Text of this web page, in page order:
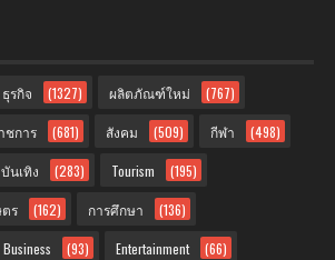
ธุรกิจ (1327) ผลิตภัณฑ์ใหม่ (767)
ชการ (681) สังคม (509) กีฬา (498)
บันเทิง (283) Tourism (195)
ตร (162) การศึกษา (136)
Business (93) Entertainment (66)